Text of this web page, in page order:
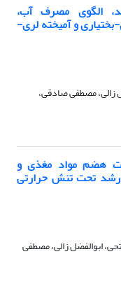
الگوی مصرف آب،
و آمیخته لری-
زالی، مصطفی صادقی،
هضم مواد مغذی و
‏رشد تحت تنش حرارتی
ابوالفضل زالی، مصطفی